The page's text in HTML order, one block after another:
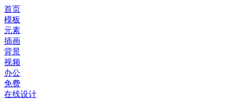
首页
模板
元素
插画
背景
视频
办公
免费
在线设计